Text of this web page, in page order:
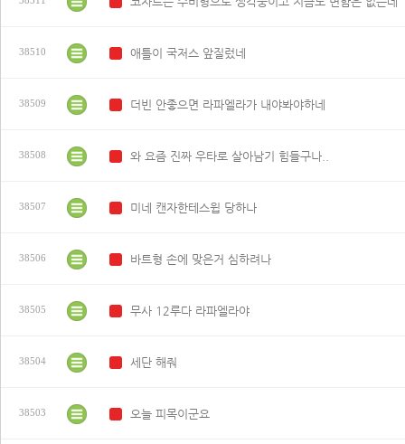
38510 애틀이 국저스 앞질렀네
38509 더빈 안좋으면 라파엘라가 내야봐야하네
38508 와 요즘 진짜 우타로 살아남기 힘들구나..
38507 미네 캔자한테스윕 당하나
38506 바트형 손에 맞은거 심하려나
38505 무사 12루다 라파엘라야
38504 세단 해줘
38503 오늘 피목이군요